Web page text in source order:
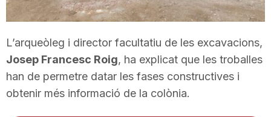
a
L’arqueòleg i director facultatiu de les excavacions,
Josep Francesc Roig, ha explicat que les troballes
han de permetre datar les fases constructives i
obtenir més informació de la colònia.